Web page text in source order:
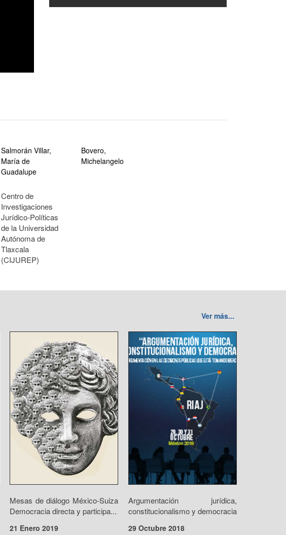
Salmorán Villar,
María de
Guadalupe
Bovero,
Michelangelo
Centro de
Investigaciones
Jurídico-Políticas
de la Universidad
Autónoma de
Tlaxcala
(CIJUREP)
Ver más...
Mesas de diálogo México-Suiza
Democracia directa y participa...
21 Enero 2019
Argumentación jurídica,
constitucionalismo y democracia
29 Octubre 2018